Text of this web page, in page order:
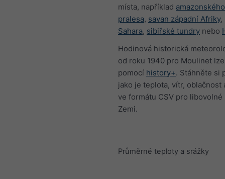
místa, například
pralesa, savan západní Afriky,
Sahara, sibiřské tundry nebo
Hodinová historická
od roku 1940 pro Moulinet
pomocí history+. Stáhněte si
jako je teplota, vítr, oblačnost
ve formátu CSV pro libovolné
Zemi.
Průměrné teploty a srážky